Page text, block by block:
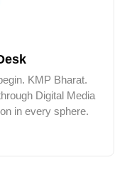
KMP Bharat.
Digital Media
in every sphere.